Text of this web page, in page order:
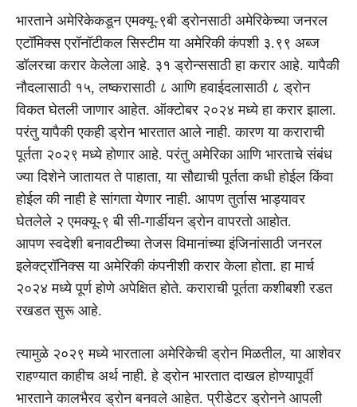
भारताने अमेरिकेकडून एमक्यू-९बी ड्रोनसाठी अमेरिकेच्या जनरल
एटॉमिक्स एरॉनॉटीकल सिस्टीम या अमेरिकी कंपशी ३.९९ अब्ज
डॉलरचा करार केलेला आहे. ३१ ड्रोन्ससाठी हा करार आहे. यापैकी
नौदलासाठी १५, लष्करासाठी ८ आणि हवाईदलासाठी ८ ड्रोन
विकत घेतली जाणार आहेत. ऑक्टोबर २०२४ मध्ये हा करार झाला.
परंतु यापैकी एकही ड्रोन भारतात आले नाही. कारण या कराराची
पूर्तता २०२९ मध्ये होणार आहे. परंतु अमेरिका आणि भारताचे संबंध
ज्या दिशेने जातायत ते पाहाता, या सौद्याची पूर्तता कधी होईल किंवा
होईल की नाही हे सांगता येणार नाही. आपण तुर्तास भाड्यावर
घेतलेले २ एमक्यू-९ बी सी-गार्डीयन ड्रोन वापरतो आहोत.
आपण स्वदेशी बनावटीच्या तेजस विमानांच्या इंजिनांसाठी जनरल
इलेक्ट्रॉनिक्स या अमेरिकी कंपनीशी करार केला होता. हा मार्च
२०२४ मध्ये पूर्ण होणे अपेक्षित होते. कराराची पूर्तता कशीबशी रडत
रखडत सुरू आहे.
त्यामुळे २०२९ मध्ये भारताला अमेरिकेची ड्रोन मिळतील, या आशेवर
राहण्यात काहीच अर्थ नाही. हे ड्रोन भारतात दाखल होण्यापूर्वी
भारताने कालभैरव ड्रोन बनवले आहेत. प्रीडेटर ड्रोनने आपली